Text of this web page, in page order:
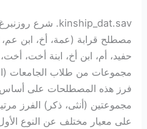
مصطلح قرابة (عمة، أخ، ابن عم،
حفيد، أم، ابن أخ، ابنة أخت،
مجموعات من طلاب الجامعات
فرز هذه المصطلحات على
مجموعتين (أنثى، ذكر) الفرز
على معيار مختلف عن النوع